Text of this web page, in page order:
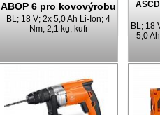
ABOP 6 pro kovovýrobu
BL; 18 V; 2x 5,0 Ah Li-Ion; 4
Nm; 2,1 kg; kufr
BL; 18
5,0